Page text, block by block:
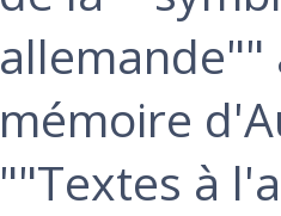
allemande""
mémoire
""Textes à